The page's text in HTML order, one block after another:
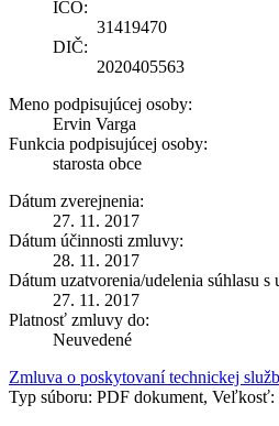
IČO:
31419470
DIČ:
2020405563
Meno podpisujúcej osoby:
Ervin Varga
Funkcia podpisujúcej osoby:
starosta obce
Dátum zverejnenia:
27. 11. 2017
Dátum účinnosti zmluvy:
28. 11. 2017
Dátum uzatvorenia/udelenia súhlasu
27. 11. 2017
Platnosť zmluvy do:
Neuvedené
Zmluva o poskytovaní technickej
Typ súboru: PDF dokument, Veľkosť: